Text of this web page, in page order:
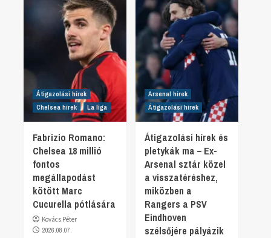
Átigazolási hírek
Chelsea hírek
La liga
Fabrizio Romano:
Chelsea 18 millió
fontos
megállapodást
kötött Marc
Cucurella pótlására
Kovács Péter
2026.08.07.
Arsenal hírek
Átigazolási hírek
Átigazolási hírek és
pletykák ma – Ex-
Arsenal sztár közel
a visszatéréshez,
miközben a
Rangers a PSV
Eindhoven
szélsőjére pályázik